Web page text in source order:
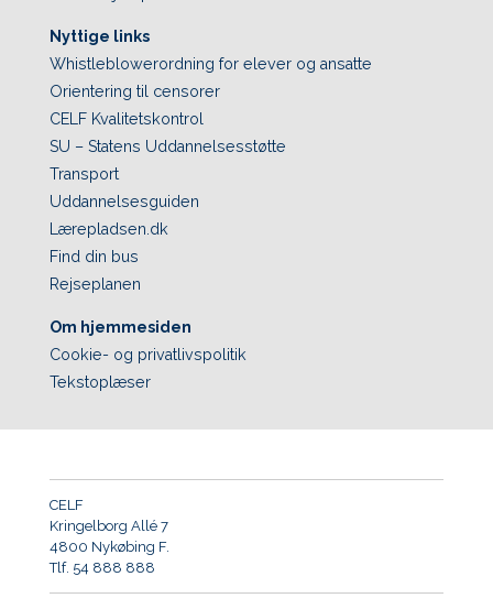
Nyttige links
Whistleblowerordning for elever og ansatte
Orientering til censorer
CELF Kvalitetskontrol
SU – Statens Uddannelsesstøtte
Transport
Uddannelsesguiden
Lærepladsen.dk
Find din bus
Rejseplanen
Om hjemmesiden
Cookie- og privatlivspolitik
Tekstoplæser
CELF
Kringelborg Allé 7
4800 Nykøbing F.
Tlf. 54 888 888